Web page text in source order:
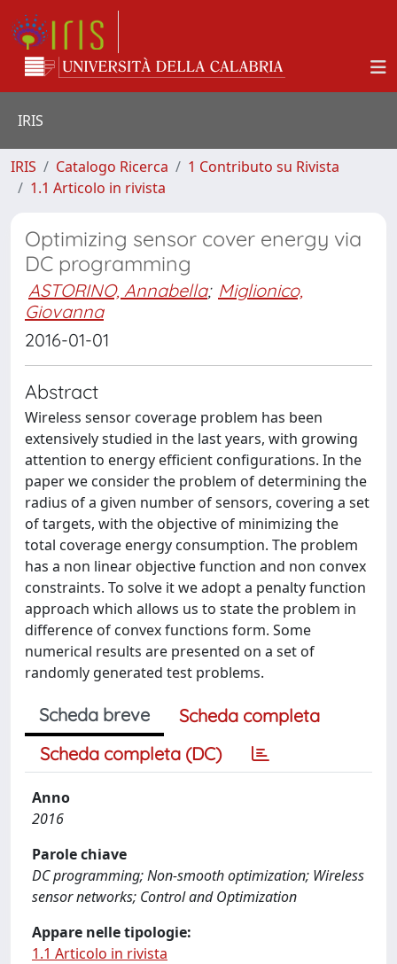
IRIS
IRIS Catalogo Ricerca
1 Contributo su Rivista
1.1 Articolo in rivista
Optimizing sensor cover energy via
DC programming
ASTORINO, Annabella; Miglionico,
Giovanna
2016-01-01
Abstract
Wireless sensor coverage problem has been
extensively studied in the last years, with growing
attention to energy efficient configurations. In the
paper we consider the problem of determining the
radius of a given number of sensors, covering a set
of targets, with the objective of minimizing the
total coverage energy consumption. The problem
has a non linear objective function and non convex
constraints. To solve it we adopt a penalty function
approach which allows us to state the problem in
difference of convex functions form. Some
numerical results are presented on a set of
randomly generated test problems.
Scheda breve
Scheda completa
Scheda completa (DC)
Anno
2016
Parole chiave
DC programming; Non-smooth optimization; Wireless
sensor networks; Control and Optimization
Appare nelle tipologie:
1.1 Articolo in rivista